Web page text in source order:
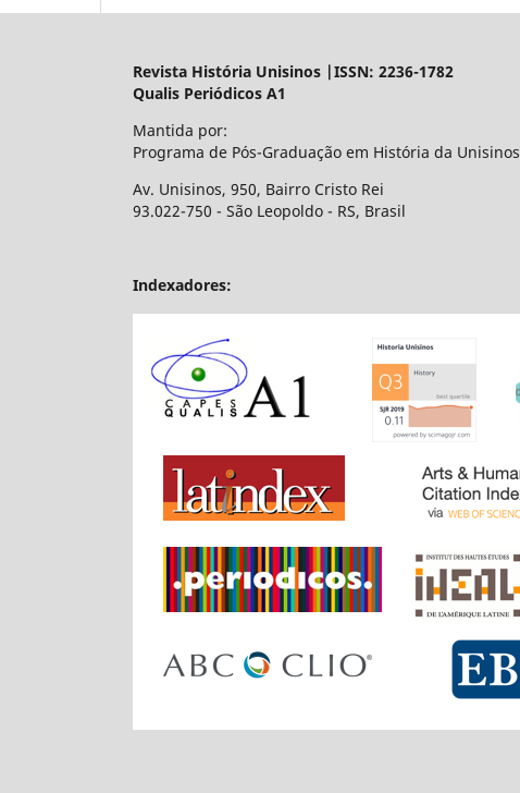
Revista História Unisinos |ISSN: 2236-1782
Qualis Periódicos A1
Mantida por:
Programa de Pós-Graduação em História da Unisinos
Av. Unisinos, 950, Bairro Cristo Rei
93.022-750 - São Leopoldo - RS, Brasil
Indexadores: